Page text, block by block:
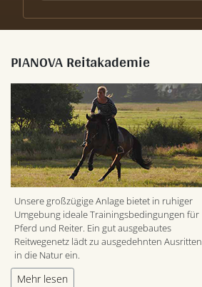
PIANOVA Reitakademie
Unsere großzügige Anlage bietet in ruhiger
Umgebung ideale Trainingsbedingungen für
Pferd und Reiter. Ein gut ausgebautes
Reitwegenetz lädt zu ausgedehnten Ausritten
in die Natur ein.
Mehr lesen